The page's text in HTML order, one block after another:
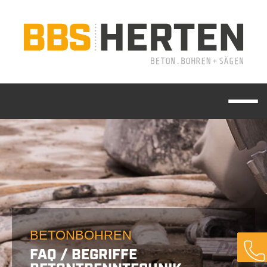
BETONBOHREN
FAQ / BEGRIFFE